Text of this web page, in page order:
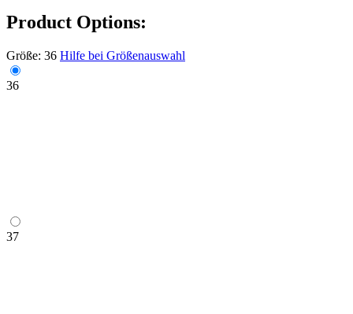
Product Options:
Größe: 36 Hilfe bei Größenauswahl
36
37